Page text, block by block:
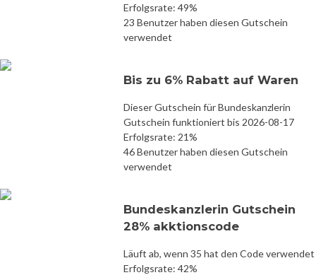
Erfolgsrate: 49%
23 Benutzer haben diesen Gutschein
verwendet
Bis zu 6% Rabatt auf Waren
Dieser Gutschein für Bundeskanzlerin
Gutschein funktioniert bis 2026-08-17
Erfolgsrate: 21%
46 Benutzer haben diesen Gutschein
verwendet
Bundeskanzlerin Gutschein
28% akktionscode
Läuft ab, wenn 35 hat den Code verwendet
Erfolgsrate: 42%